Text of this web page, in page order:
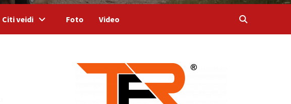
Citi veidi Foto Video